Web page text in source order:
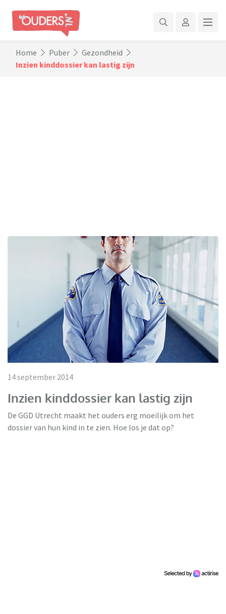
Home Puber
Gezondheid
Inzien kinddossier kan lastig zijn
14 september 2014
Inzien kinddossier kan lastig zijn
De GGD Utrecht maakt het ouders erg moeilijk om het
dossier van hun kind in te zien. Hoe los je dat op?